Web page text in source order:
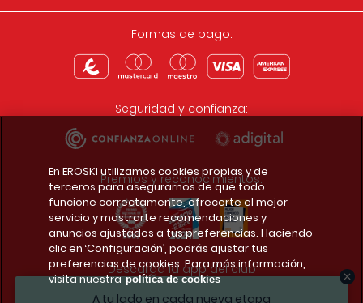
A tu lado en cada nueva etapa
Formas de pago:
Seguridad y confianza:
Premios y reconocimientos:
Descarga la app del club
En EROSKI utilizamos cookies propias y de
terceros para asegurarnos de que todo
funcione correctamente, ofrecerte el mejor
servicio y mostrarte recomendaciones y
anuncios ajustados a tus preferencias. Haciendo
clic en ‘Configuración’, podrás ajustar tus
preferencias de cookies. Para más información,
visita nuestra política de cookies